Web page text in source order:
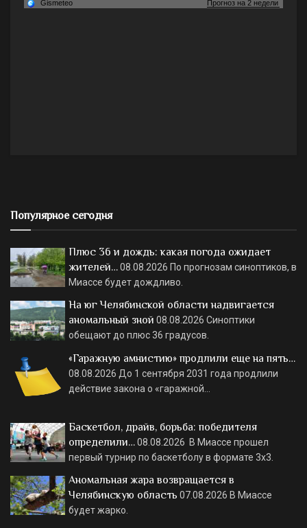
Популярное сегодня
Плюс 36 и дождь: какая погода ожидает
жителей…08.08.2026 По прогнозам синоптиков, в
Миассе будет дождливо.
На юг Челябинской области надвигается
аномальный зной 08.08.2026 Синоптики
обещают до плюс 36 градусов.
«Гаражную амнистию» продлили еще на пять…
08.08.2026 До 1 сентября 2031 года продлили
действие закона о «гаражной…
Баскетбол, драйв, борьба: победителя
определили…08.08.2026 В Миассе прошел
первый турнир по баскетболу в формате 3х3.
Аномальная жара возвращается в
Челябинскую область 07.08.2026 В Миассе
будет жарко.